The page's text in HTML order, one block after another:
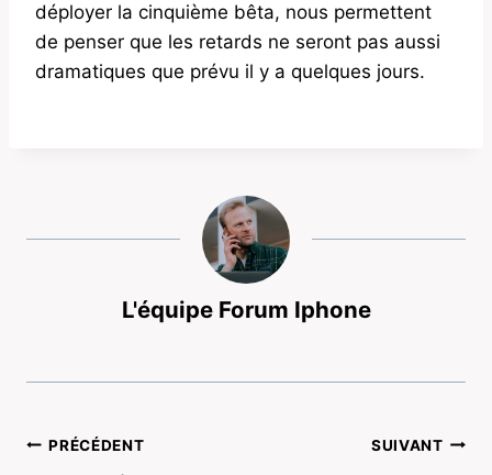
déployer la cinquième bêta, nous permettent
de penser que les retards ne seront pas aussi
dramatiques que prévu il y a quelques jours.
L'équipe Forum Iphone
Navigation
PRÉCÉDENT SUIVANT